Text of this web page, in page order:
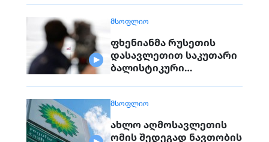
ᲛᲡᲝᲤᲚᲘᲝ
ფხენიანმა რუსეთის
დასავლეთით საკუთარი
ბალისტიკური
ᲛᲡᲝᲤᲚᲘᲝ
ახლო აღმოსავლეთის
ომის შედეგად ნავთობის